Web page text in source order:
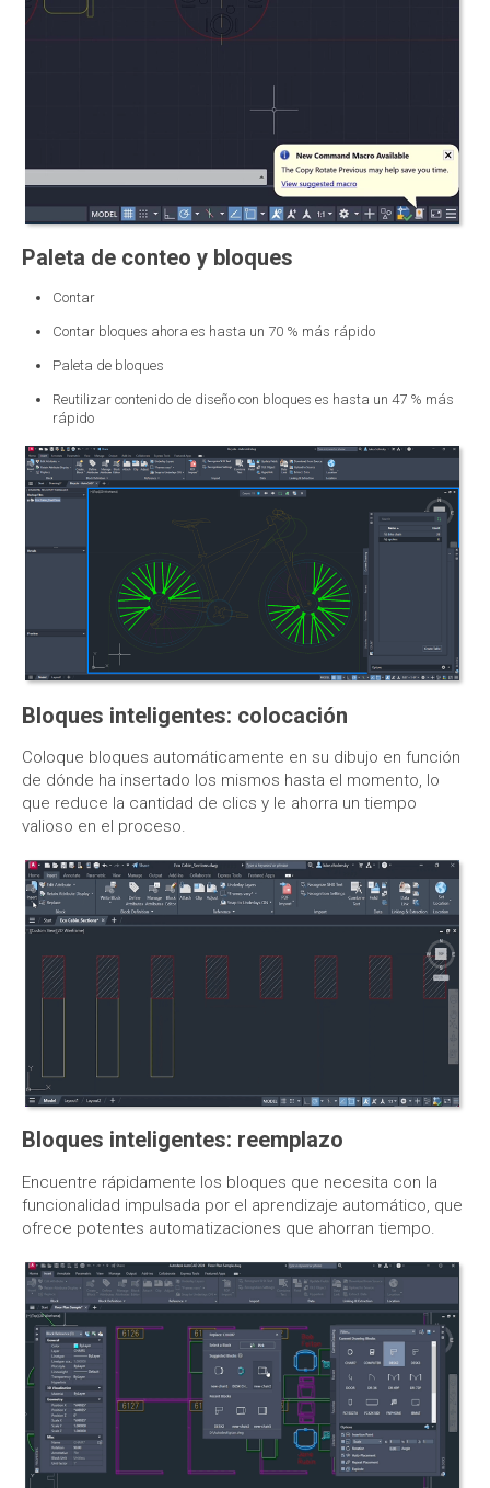
Paleta de conteo y bloques
Contar
Contar bloques ahora es hasta un 70 % más rápido
Paleta de bloques
Reutilizar contenido de diseño con bloques es hasta un 47 % más
rápido
Bloques inteligentes: colocación
Coloque bloques automáticamente en su dibujo en función
de dónde ha insertado los mismos hasta el momento, lo
que reduce la cantidad de clics y le ahorra un tiempo
valioso en el proceso.
Bloques inteligentes: reemplazo
Encuentre rápidamente los bloques que necesita con la
funcionalidad impulsada por el aprendizaje automático, que
ofrece potentes automatizaciones que ahorran tiempo.